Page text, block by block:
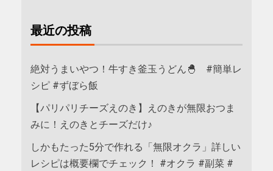
最近の投稿
絶対うまいやつ！牛すき釜玉うどん🐣 #簡単レ
シピ #ずぼら飯
【パリパリチーズえのき】えのきが無限おつま
みに！えのきとチーズだけ♪
しかもたった5分で作れる「無限オクラ」詳しい
レシピは概要欄でチェック！ #オクラ #副菜 #